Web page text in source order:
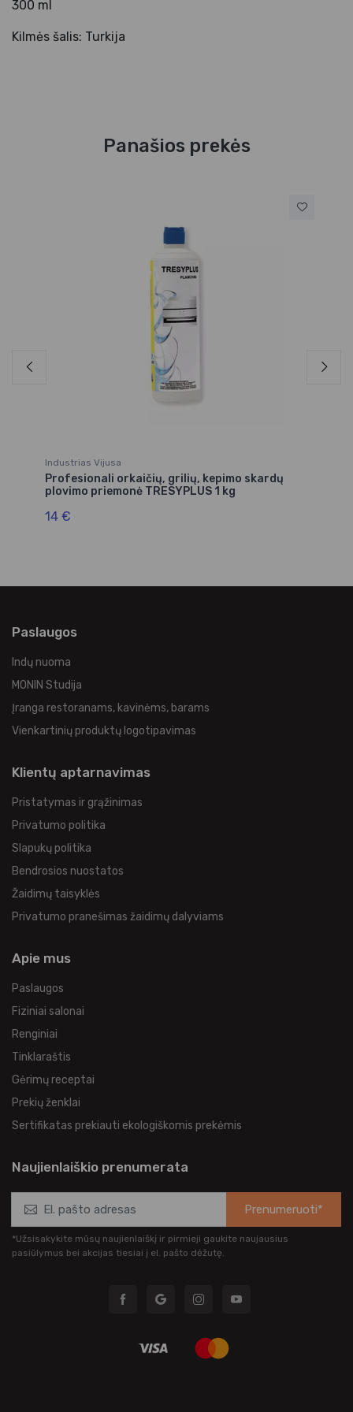
300 ml
Kilmės šalis: Turkija
Panašios prekės
Industrias Vijusa
Profesionali orkaičių, grilių, kepimo skardų
plovimo priemonė TRESYPLUS 1 kg
14 €
Paslaugos
Indų nuoma
MONIN Studija
Įranga restoranams, kavinėms, barams
Vienkartinių produktų logotipavimas
Klientų aptarnavimas
Pristatymas ir grąžinimas
Privatumo politika
Slapukų politika
Bendrosios nuostatos
Žaidimų taisyklės
Privatumo pranešimas žaidimų dalyviams
Apie mus
Paslaugos
Fiziniai salonai
Renginiai
Tinklaraštis
Gėrimų receptai
Prekių ženklai
Sertifikatas prekiauti ekologiškomis prekėmis
Naujienlaiškio prenumerata
Prenumeruoti*
*Užsisakykite mūsų naujienlaiškį ir pirmieji gaukite naujausius
pasiūlymus bei akcijas tiesiai į el. pašto dėžutę.